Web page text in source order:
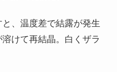
、温度差で結露が発生
けて再結晶。白くザラ